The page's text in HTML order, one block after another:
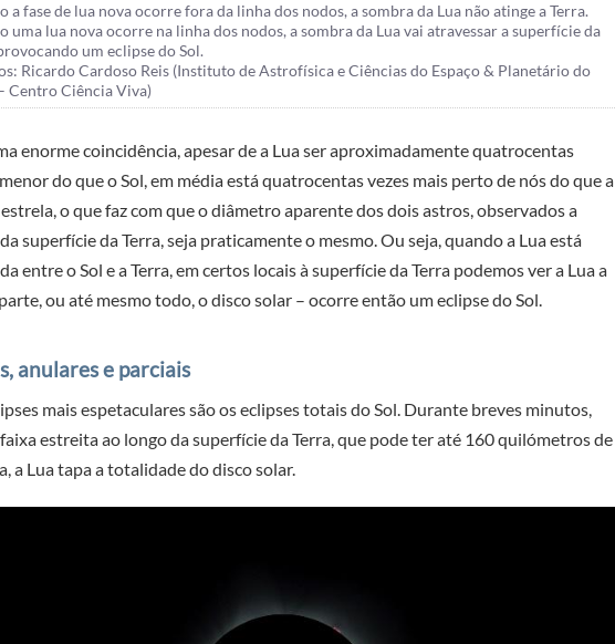
a fase de lua nova ocorre fora da linha dos nodos, a sombra da Lua não atinge a Terra.
uma lua nova ocorre na linha dos nodos, a sombra da Lua vai atravessar a superfície da
um eclipse do Sol.
Ricardo Cardoso Reis (Instituto de Astrofísica e Ciências do Espaço & Planetário do
Centro Ciência Viva)
enorme coincidência, apesar de a Lua ser aproximadamente quatrocentas
do que o Sol, em média está quatrocentas vezes mais perto de nós do que a
o que faz com que o diâmetro aparente dos dois astros, observados a
superfície da Terra, seja praticamente o mesmo. Ou seja, quando a Lua está
entre o Sol e a Terra, em certos locais à superfície da Terra podemos ver a Lua a
ou até mesmo todo, o disco solar – ocorre então um eclipse do Sol.
anulares e parciais
mais espetaculares são os eclipses totais do Sol. Durante breves minutos,
estreita ao longo da superfície da Terra, que pode ter até 160 quilómetros de
a Lua tapa a totalidade do disco solar.